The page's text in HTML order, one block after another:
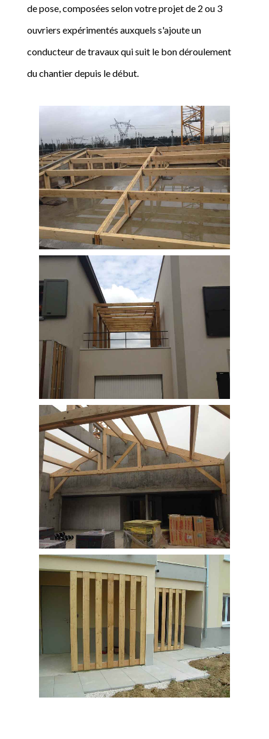
de pose, composées selon votre projet de 2 ou 3
ouvriers expérimentés auxquels s'ajoute un
conducteur de travaux qui suit le bon déroulement
du chantier depuis le début.